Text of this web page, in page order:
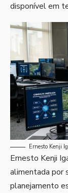
disponível em
Ernesto Kenji
Ernesto Kenji
alimentada por
planejamento